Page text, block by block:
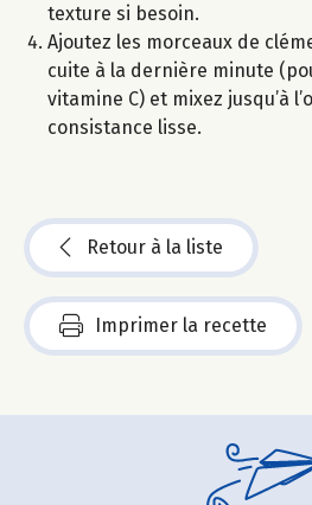
texture si besoin.
Ajoutez les morceaux de
cuite à la dernière minute
vitamine C) et mixez jusqu’à
consistance lisse.
Retour à la liste
Imprimer la recette